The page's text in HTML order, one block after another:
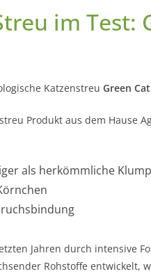
im Test:
Katzenstreu Green Cat
Produkt aus dem Hause
als herkömmliche
Jahren durch intensive
Rohstoffe entwickelt,